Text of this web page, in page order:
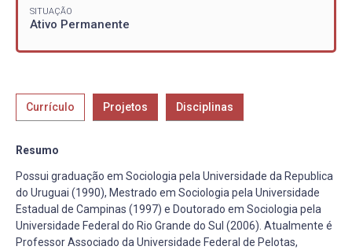
SITUAÇÃO
Ativo Permanente
Currículo Projetos Disciplinas
Resumo
Possui graduação em Sociologia pela Universidade da Republica
do Uruguai (1990), Mestrado em Sociologia pela Universidade
Estadual de Campinas (1997) e Doutorado em Sociologia pela
Universidade Federal do Rio Grande do Sul (2006). Atualmente é
Professor Associado da Universidade Federal de Pelotas,